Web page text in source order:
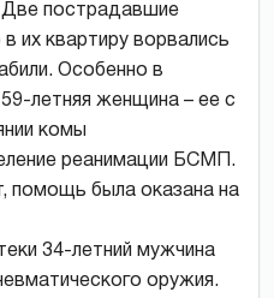
Две пострадавшие
их квартиру ворвались
Особенно в
летняя женщина – ее с
комы
реанимации БСМП.
помощь была оказана на
34-летний мужчина
оружия.